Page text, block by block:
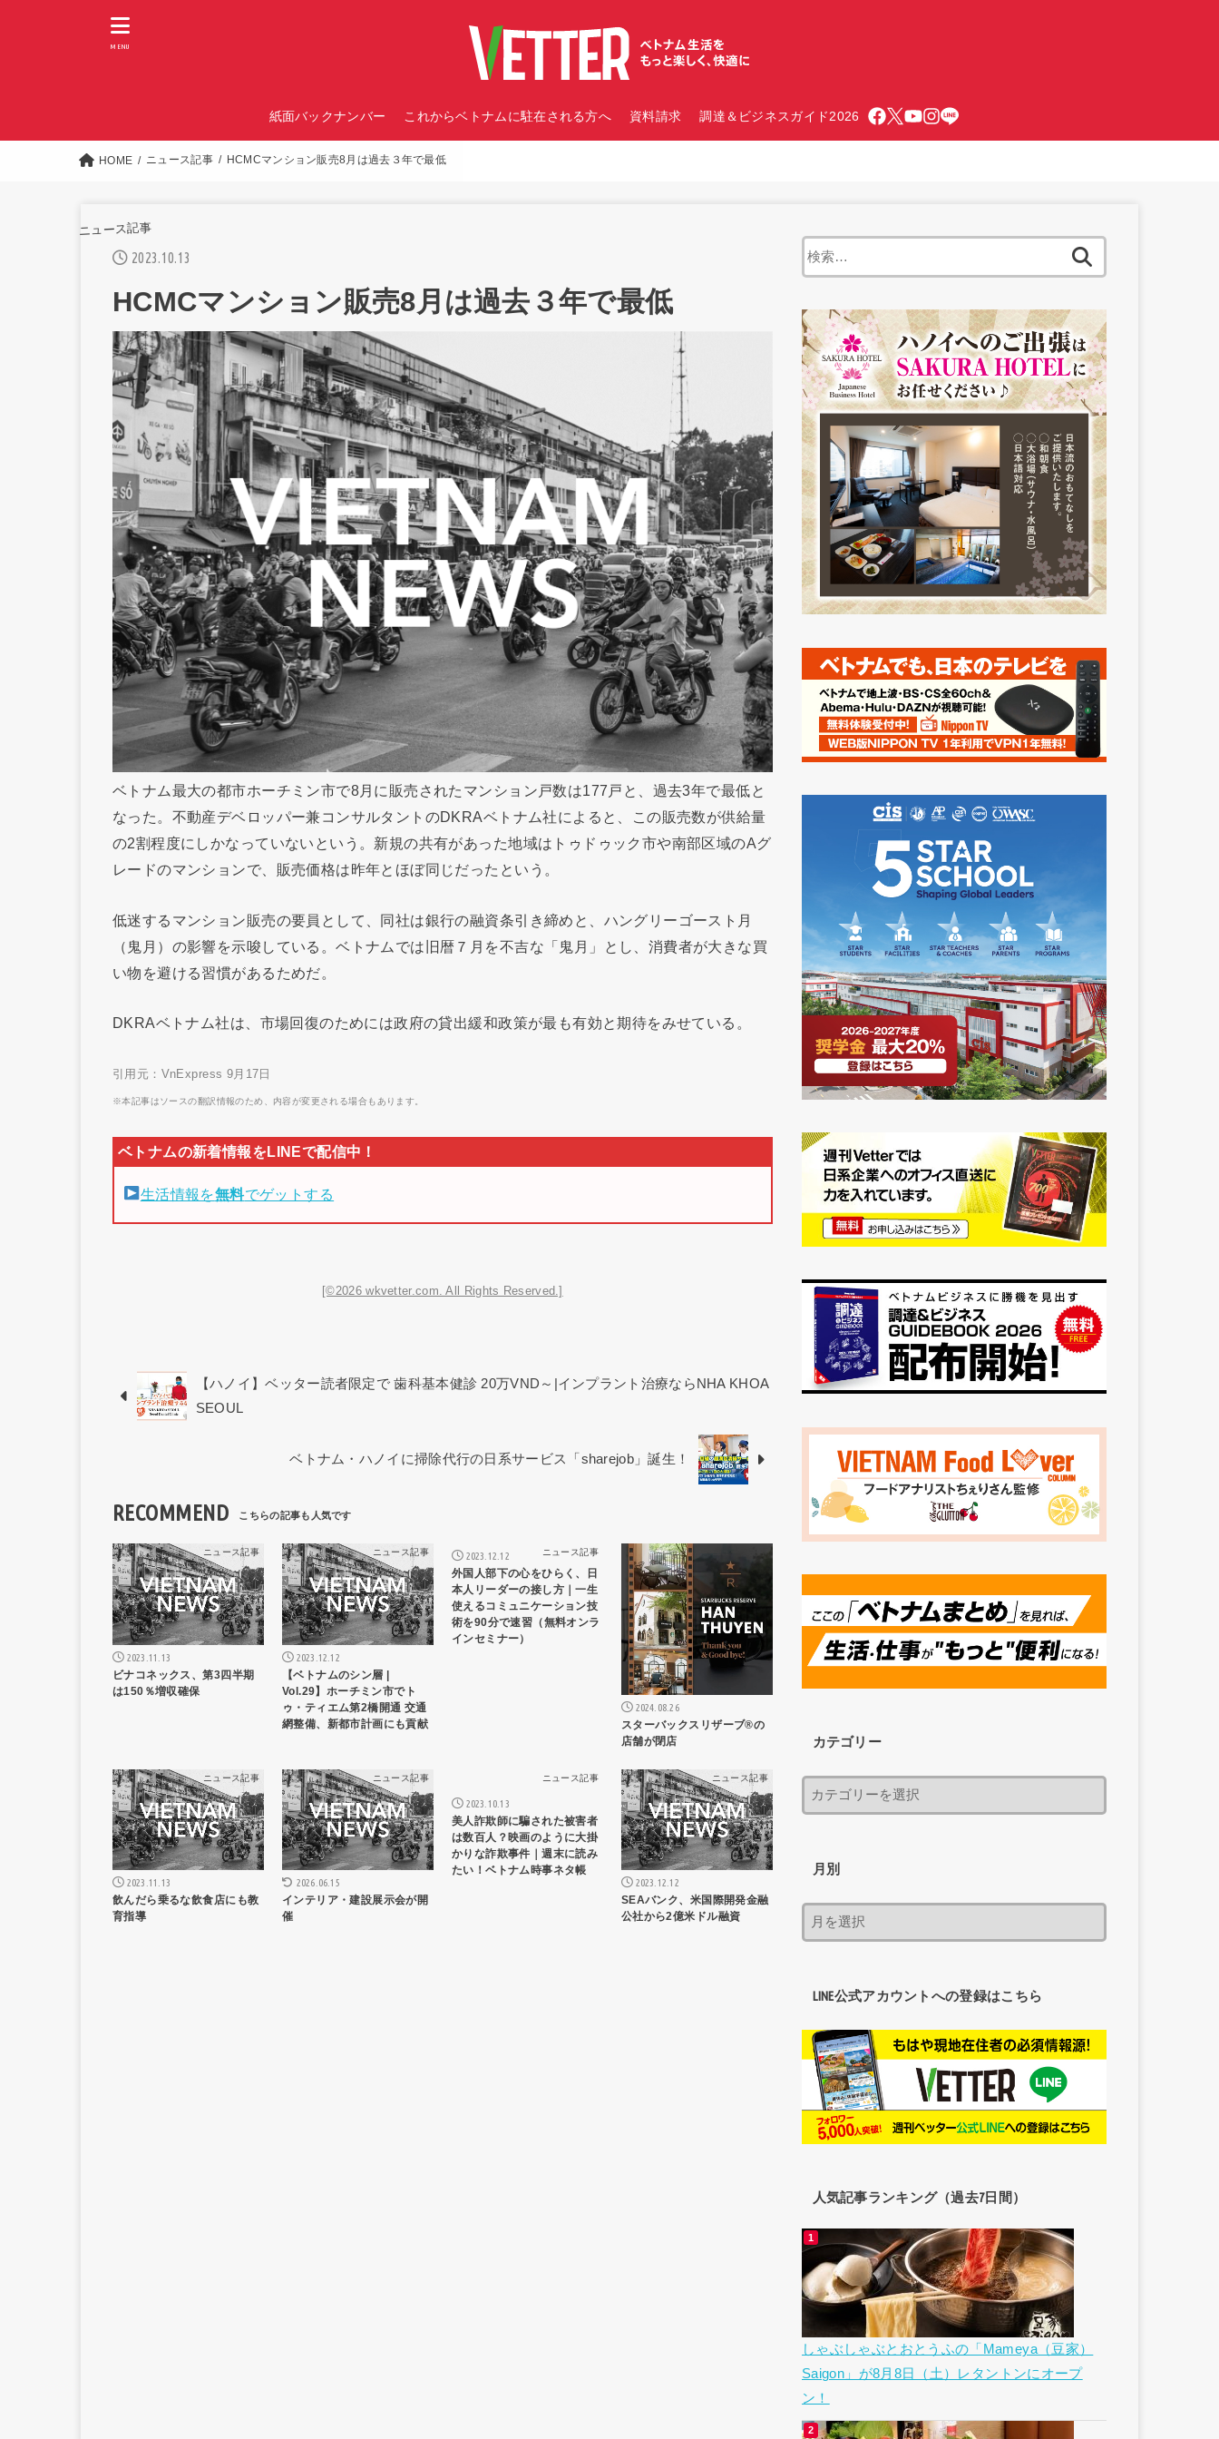
紙面バックナンバー これからベトナムに駐在される方へ 資料請求 調達＆ビジネスガイド2026
MENU
HOME ニュース記事 HCMCマンション販売8月は過去３年で最低
ニュース記事
2023.10.13
HCMCマンション販売8月は過去３年で最低
ベトナム最大の都市ホーチミン市で8月に販売されたマンション戸数は177戸と、過去3年で最低と
なった。不動産デベロッパー兼コンサルタントのDKRAベトナム社によると、この販売数が供給量
の2割程度にしかなっていないという。新規の共有があった地域はトゥドゥック市や南部区域のAグ
レードのマンションで、販売価格は昨年とほぼ同じだったという。
低迷するマンション販売の要員として、同社は銀行の融資条引き締めと、ハングリーゴースト月
（鬼月）の影響を示唆している。ベトナムでは旧暦７月を不吉な「鬼月」とし、消費者が大きな買
い物を避ける習慣があるためだ。
DKRAベトナム社は、市場回復のためには政府の貸出緩和政策が最も有効と期待をみせている。
引用元：VnExpress 9月17日
※本記事はソースの翻訳情報のため、内容が変更される場合もあります。
生活情報を無料でゲットする
[©2026 wkvetter.com. All Rights Reserved.]
【ハノイ】ベッター読者限定で 歯科基本健診 20万VND～|インプラント治療ならNHA KHOA
SEOUL
ベトナム・ハノイに掃除代行の日系サービス「sharejob」誕生！
RECOMMEND
ニュース記事
2023.11.13
ビナコネックス、第3四半期
は150％増収確保
ニュース記事
2023.12.12
【ベトナムのシン層 |
Vol.29】ホーチミン市でト
ゥ・ティエム第2橋開通 交通
網整備、新都市計画にも貢献
ニュース記事
2023.12.12
外国人部下の心をひらく、日
本人リーダーの接し方｜一生
使えるコミュニケーション技
術を90分で速習（無料オンラ
インセミナー）
2024.08.26
スターバックスリザーブ®の
店舗が閉店
ニュース記事
2023.11.13
飲んだら乗るな飲食店にも教
育指導
ニュース記事
2026.06.15
インテリア・建設展示会が開
催
ニュース記事
2023.10.13
美人詐欺師に騙された被害者
は数百人？映画のように大掛
かりな詐欺事件｜週末に読み
たい！ベトナム時事ネタ帳
ニュース記事
2023.12.12
SEAバンク、米国際開発金融
公社から2億米ドル融資
カテゴリー
月別
LINE公式アカウントへの登録はこちら
人気記事ランキング（過去7日間）
しゃぶしゃぶとおとうふの「Mameya（豆家）
Saigon」が8月8日（土）レタントンにオープ
ン！